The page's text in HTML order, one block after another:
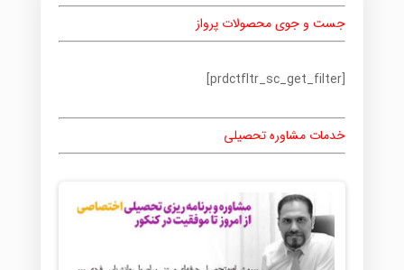
جست و جوی محصولات پرواز
[prdctfltr_sc_get_filter]
خدمات مشاوره تحصیلی